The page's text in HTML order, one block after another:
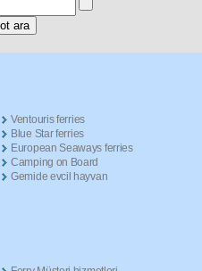
Ventouris ferries
Blue Star ferries
European Seaways ferries
Camping on Board
Gemide evcil hayvan